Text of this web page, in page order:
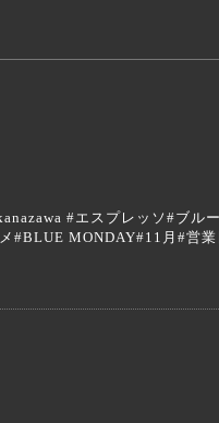
#エスプレッソ#ブル
#BLUE MONDAY#11月#営業